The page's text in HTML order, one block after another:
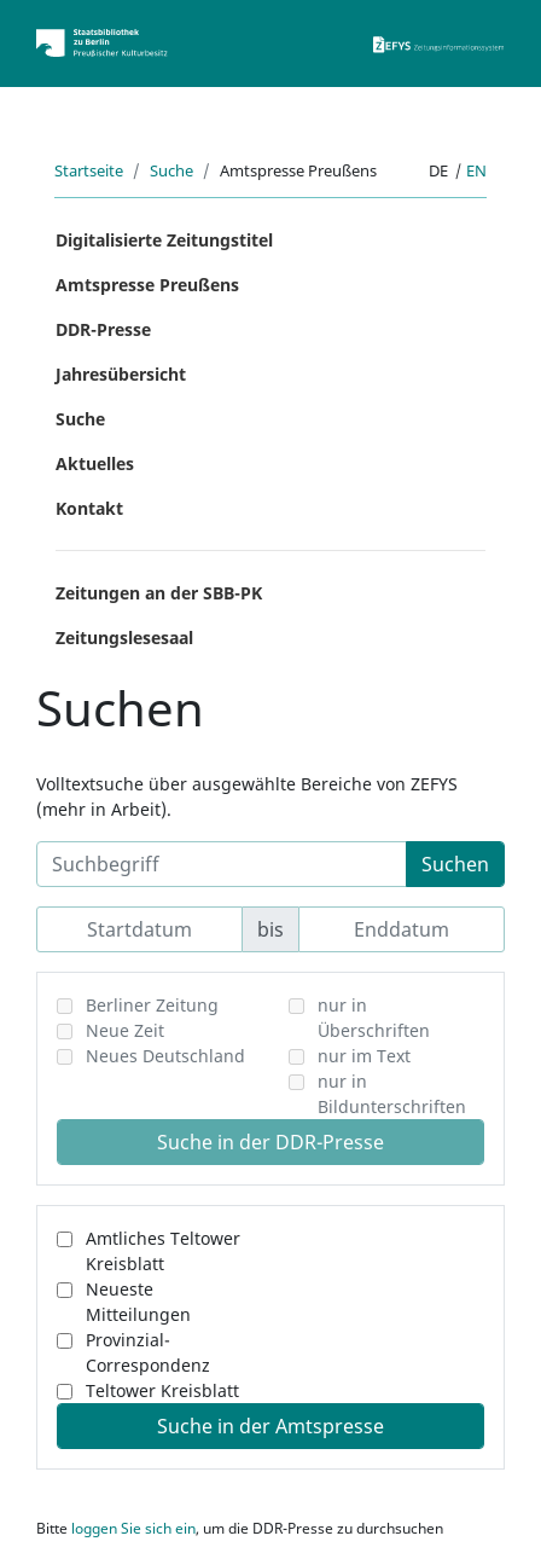
Startseite Suche Amtspresse Preußens DE | EN
Digitalisierte Zeitungstitel
Amtspresse Preußens
DDR-Presse
Jahresübersicht
Suche
Aktuelles
Kontakt
Zeitungen an der SBB-PK
Zeitungslesesaal
Suchen
Volltextsuche über ausgewählte Bereiche von ZEFYS
(mehr in Arbeit).
Suchen
bis
Berliner Zeitung
Neue Zeit
Neues Deutschland
nur in
Überschriften
nur im Text
nur in
Bildunterschriften
Suche in der DDR-Presse
Amtliches Teltower
Kreisblatt
Neueste
Mitteilungen
Provinzial-
Correspondenz
Teltower Kreisblatt
Suche in der Amtspresse
Bitte loggen Sie sich ein, um die DDR-Presse zu durchsuchen